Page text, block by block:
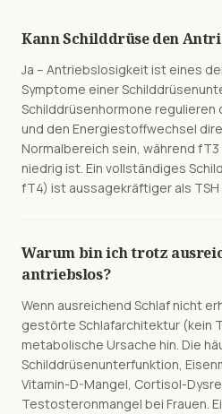
Kann Schilddrüse den
Ja – Antriebslosigkeit ist eines
Symptome einer
Schilddrüsenhormone regulieren
und den Energiestoffwechsel
Normalbereich sein, während
niedrig ist. Ein vollständiges
fT4) ist aussagekräftiger als TSH
Warum bin ich trotz
antriebslos?
Wenn ausreichend Schlaf nicht
gestörte Schlafarchitektur (kein
metabolische Ursache hin. Die
Schilddrüsenunterfunktion,
Vitamin-D-Mangel, Cortisol-
Testosteronmangel bei Frauen.